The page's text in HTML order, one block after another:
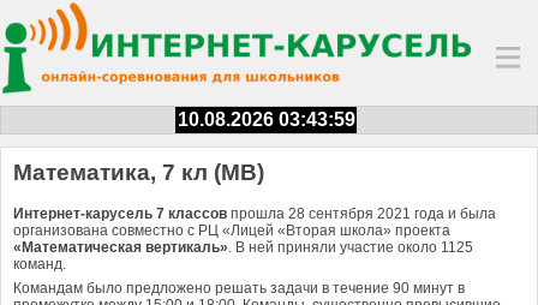
10.08.2026 03:43:59
Математика, 7 кл (МВ)
Интернет-карусель 7 классов прошла 28 сентября 2021 года и была
организована совместно с РЦ «Лицей «Вторая школа» проекта
«Математическая вертикаль» . В ней приняли участие около 1125
команд.
Командам было предложено решать задачи в течение 90 минут в